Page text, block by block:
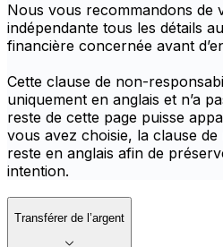
Nous vous recommandons de
indépendante tous les détails
financière concernée avant
Cette clause de non-
uniquement en anglais et n’a
reste de cette page puisse
vous avez choisie, la clause
reste en anglais afin de
intention.
Transférer de l’argent